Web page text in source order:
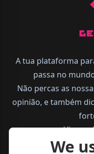
A tua plataforma
passa no
Não percas as
opinião, e também
Vive
We